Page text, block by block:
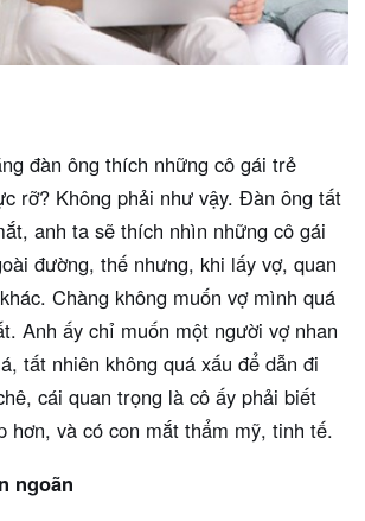
đàn ông thích những cô gái trẻ
rỡ? Không phải như vậy. Đàn ông tất
anh ta sẽ thích nhìn những cô gái
đường, thế nhưng, khi lấy vợ, quan
Chàng không muốn vợ mình quá
Anh ấy chỉ muốn một người vợ nhan
tất nhiên không quá xấu để dẫn đi
cái quan trọng là cô ấy phải biết
hơn, và có con mắt thẩm mỹ, tinh tế.
ngoãn